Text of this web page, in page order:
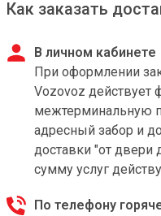
Как заказать
В личном кабинете
При оформлении
Vozovoz действует
межтерминальную
адресный забор и
доставки "от
сумму услуг
По телефону